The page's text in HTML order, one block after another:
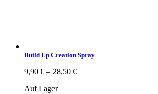
Build Up Creation Spray
9,90 € – 28,50 €
Auf Lager